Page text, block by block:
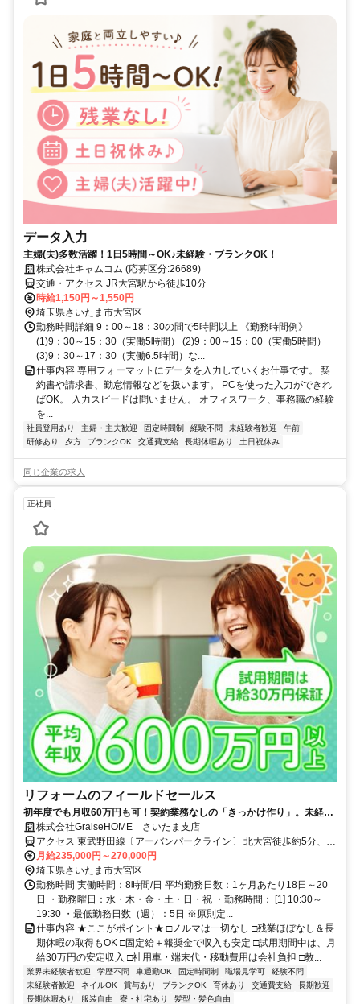
データ入力
主婦(夫)多数活躍！1日5時間～OK♪未経験・ブランクOK！
株式会社キャムコム (応募区分:26689)
交通・アクセス JR大宮駅から徒歩10分
時給1,150円～1,550円
埼玉県さいたま市大宮区
勤務時間詳細 9：00～18：30の間で5時間以上 《勤務時間例》
(1)9：30～15：30（実働5時間） (2)9：00～15：00（実働5時間）
(3)9：30～17：30（実働6.5時間）な...
仕事内容 専用フォーマットにデータを入力していくお仕事です。 契
約書や請求書、勤怠情報などを扱います。 PCを使った入力ができれ
ばOK。 入力スピードは問いません。 オフィスワーク、事務職の経験
を...
社員登用あり 主婦・主夫歓迎 固定時間制 経験不問 未経験者歓迎
午前
研修あり
夕方 ブランクOK 交通費支給 長期休暇あり 土日祝休み
同じ企業の求人
正社員
リフォームのフィールドセールス
初年度でも月収60万円も可！契約業務なしの「きっかけ作り」。未経験
でも安心の高収入◎試用期間中は月給30万円！
株式会社GraiseHOME さいたま支店
アクセス 東武野田線〔アーバンパークライン〕 北大宮徒歩約5分、Ｊ
Ｒ武蔵野線直通 大宮（埼玉県）東口(北)徒歩約12分、ＪＲ宇都宮線
〔東北本線〕・ＪＲ上野東京ライン/ＪＲ湘南新宿ライン 大宮（埼玉
県）東口(北)徒歩約12分 北大宮駅より徒歩5分
月給235,000円～270,000円
埼玉県さいたま市大宮区
勤務時間 実働時間：8時間/日 平均勤務日数：1ヶ月あたり18日～20
日 ・勤務曜日：水・木・金・土・日・祝 ・勤務時間： [1] 10:30～
19:30 ・最低勤務日数（週）：5日 ※原則定...
仕事内容 ★ここがポイント★ □ノルマは一切なし □残業ほぼなし＆長
期休暇の取得もOK □固定給＋報奨金で収入も安定 □試用期間中は、月
給30万円の安定収入 □社用車・端末代・移動費用は会社負担 □教...
業界未経験者歓迎 学歴不問 車通勤OK 固定時間制 職場見学可
経験不問
未経験者歓迎
ネイルOK 賞与あり ブランクOK 育休あり 交通費支給
長期歓迎
長期休暇あり
服装自由 寮・社宅あり 髪型・髪色自由